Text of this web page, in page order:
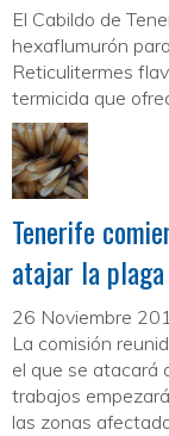
El Cabildo de
hexaflumurón
Reticulitermes
termicida que
Tenerife
atajar la
26 Noviembre
La comisión
el que se atacará
trabajos
las zonas